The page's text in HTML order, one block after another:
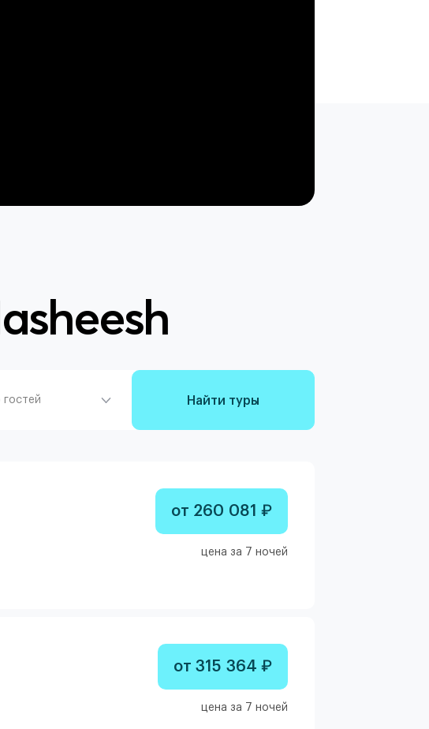
гостей Найти туры
от 260 081 ₽
цена за 7 ночей
от 315 364 ₽
цена за 7 ночей